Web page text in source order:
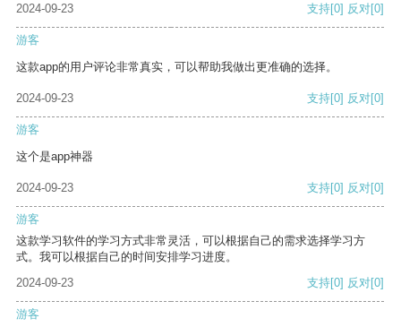
2024-09-23 支持[0] 反对[0]
游客
这款app的用户评论非常真实，可以帮助我做出更准确的选择。
2024-09-23 支持[0] 反对[0]
游客
这个是app神器
2024-09-23 支持[0] 反对[0]
游客
这款学习软件的学习方式非常灵活，可以根据自己的需求选择学习方
式。我可以根据自己的时间安排学习进度。
2024-09-23
支持[0] 反对[0]
游客